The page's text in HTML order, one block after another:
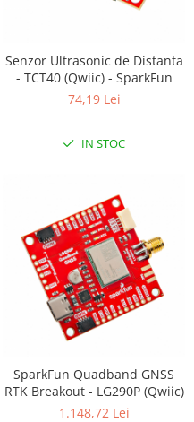
Senzor Ultrasonic de Distanta
- TCT40 (Qwiic) - SparkFun
74,19 Lei
IN STOC
SparkFun Quadband GNSS
RTK Breakout - LG290P (Qwiic)
1.148,72 Lei